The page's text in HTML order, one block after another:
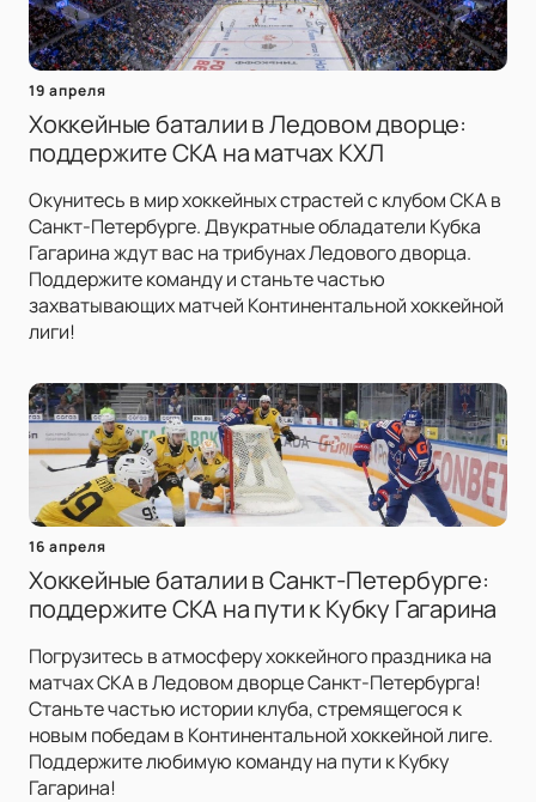
19 апреля
Хоккейные баталии в Ледовом дворце:
поддержите СКА на матчах КХЛ
Окунитесь в мир хоккейных страстей с клубом СКА в
Санкт-Петербурге. Двукратные обладатели Кубка
Гагарина ждут вас на трибунах Ледового дворца.
Поддержите команду и станьте частью
захватывающих матчей Континентальной хоккейной
лиги!
16 апреля
Хоккейные баталии в Санкт-Петербурге:
поддержите СКА на пути к Кубку Гагарина
Погрузитесь в атмосферу хоккейного праздника на
матчах СКА в Ледовом дворце Санкт-Петербурга!
Станьте частью истории клуба, стремящегося к
новым победам в Континентальной хоккейной лиге.
Поддержите любимую команду на пути к Кубку
Гагарина!